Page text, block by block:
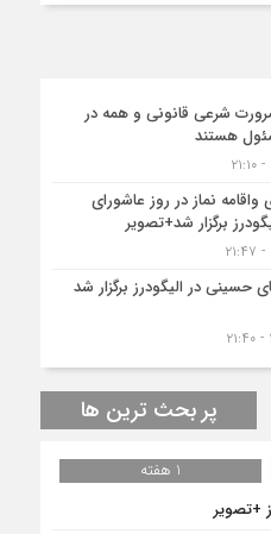
شرعی قانونی و همه در
هستند
واقامه نماز در روز عاشورای
برگزار شد+تصویر
حسینی در الیگودرز برگزار شد
پر بحث ترین ها
1 هفته
+تصویر